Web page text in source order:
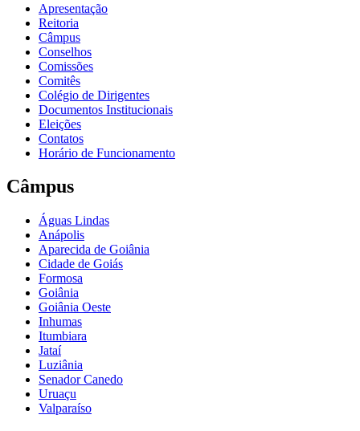
Apresentação
Reitoria
Câmpus
Conselhos
Comissões
Comitês
Colégio de Dirigentes
Documentos Institucionais
Eleições
Contatos
Horário de Funcionamento
Câmpus
Águas Lindas
Anápolis
Aparecida de Goiânia
Cidade de Goiás
Formosa
Goiânia
Goiânia Oeste
Inhumas
Itumbiara
Jataí
Luziânia
Senador Canedo
Uruaçu
Valparaíso